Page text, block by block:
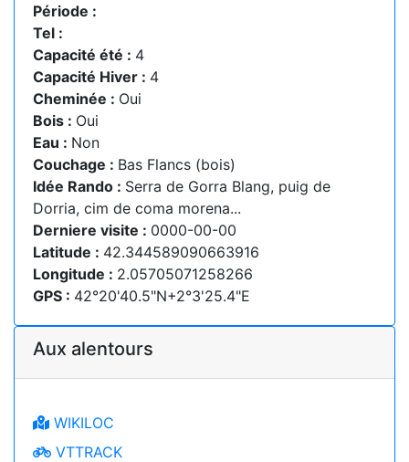
Période :
Tel :
Capacité été : 4
Capacité Hiver : 4
Cheminée : Oui
Bois : Oui
Eau : Non
Couchage : Bas Flancs (bois)
Idée Rando : Serra de Gorra Blang, puig de
Dorria, cim de coma morena...
Derniere visite : 0000-00-00
Latitude : 42.344589090663916
Longitude : 2.05705071258266
GPS : 42°20'40.5"N+2°3'25.4"E
Aux alentours
WIKILOC
VTTRACK